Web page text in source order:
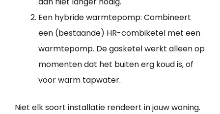
Een hybride warmtepomp: Combineert
een (bestaande) HR-combiketel met een
warmtepomp. De gasketel werkt alleen op
momenten dat het buiten erg koud is, of
voor warm tapwater.
Niet elk soort installatie rendeert in jouw woning.